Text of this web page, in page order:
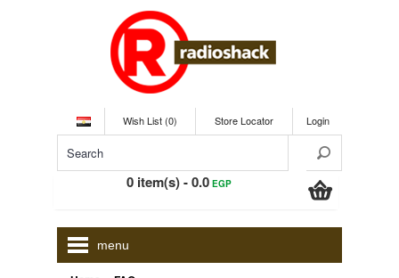
Wish List (0) Store Locator Login
0 item(s) - 0.0EGP
menu